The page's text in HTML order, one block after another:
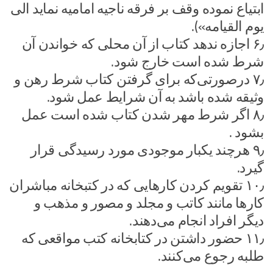
ابتیاع نموده وقف بر فرقه ناجیه امامیه نماید الی
یوم القیامه»).
۶٫ اجازه ندهد کتاب از آن محلی که خواندن آن
شرط شده است خارج شود.
۷٫ در‌صورتی‌که برای گرفتن کتاب شرط رهن و
وثیقه شده باشد به آن شرایط عمل شود.
۸٫ اگر شرط مهر شدن کتاب شده است عمل
بشود .
۹٫ هرچند یکبار موجودی مورد رسیدگی قرار
گیرد.
۱۰٫ تقویم کردن کارهایی که در کتبخانه مباشران
کارها مانند کاتب و مجلد و مصور و مذهب و
دیگر افراد انجام می‌دهند.
۱۱٫ حضور داشتن در کتابخانه کتب مواقعی که
طلبه رجوع می‌کنند.